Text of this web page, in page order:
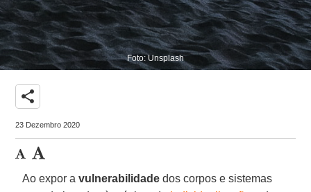
Foto: Unsplash
share
23 Dezembro 2020
Ao expor avulnerabilidade dos corpos e sistemas